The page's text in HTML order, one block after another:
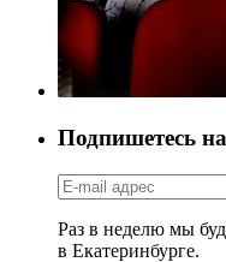
Подпишетесь
Раз в неделю мы
в Екатеринбурге.